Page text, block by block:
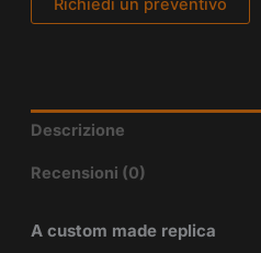
Richiedi un preventivo
Descrizione
Recensioni (0)
A custom made replica